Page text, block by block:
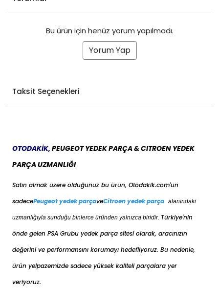
Bu ürün için henüz yorum yapılmadı.
Yorum Yap
Taksit Seçenekleri
OTODAKİK, PEUGEOT YEDEK PARÇA & CITROEN YEDEK
PARÇA UZMANLIĞI
Satın almak üzere olduğunuz bu ürün, Otodakik.com'un
sadecePeugeot yedek parçaveCitroen yedek parça alanındaki
uzmanlığıyla sunduğu binlerce üründen yalnızca biridir. Türkiye'nin
önde gelen PSA Grubu yedek parça sitesi olarak, aracınızın
değerini ve performansını korumayı hedefliyoruz. Bu nedenle,
ürün yelpazemizde sadece yüksek kaliteli parçalara yer
veriyoruz.